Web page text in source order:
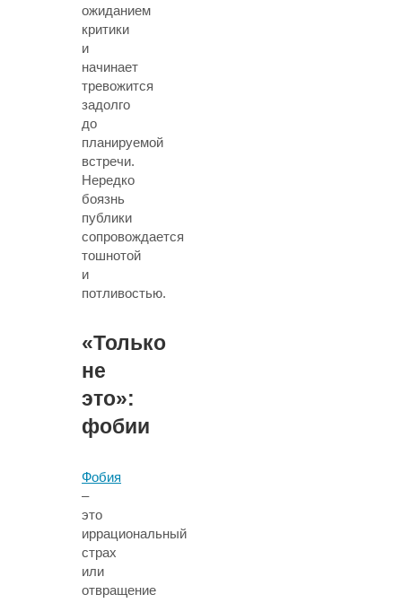
ожиданием
критики
и
начинает
тревожится
задолго
до
планируемой
встречи.
Нередко
боязнь
публики
сопровождается
тошнотой
и
потливостью.
«Только
не
это»:
фобии
Фобия
–
это
иррациональный
страх
или
отвращение